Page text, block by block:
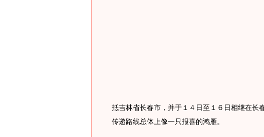
抵吉林省长春市，并于１４日至１６日相继在长
传递路线总体上像一只报喜的鸿雁。